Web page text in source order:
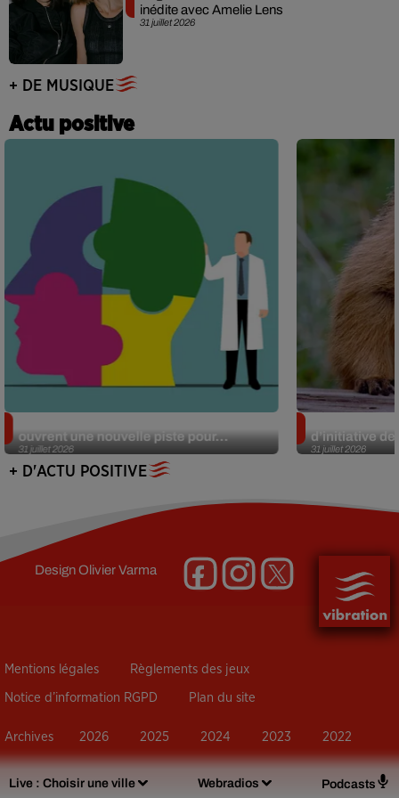
Live : Choisir une ville Webradios Podcasts
31 juillet 2026
inédite avec Amelie Lens
+ DE MUSIQUE
Actu positive
31 juillet 2026
ouvrent une nouvelle piste pour...
31 juillet 2026
d’initiative
+ D'ACTU POSITIVE
DesignOlivier Varma
Mentions légales Règlements des jeux
Notice d’information RGPD Plan du site
Archives 2026 2025 2024 2023 2022